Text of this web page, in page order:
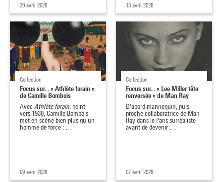
20 avril 2026 13 avril 2026
Collection
Focus sur... « Athlète forain »
de Camille Bombois
AvecAthlète forain, peint
vers 1930, Camille Bombois
met en scène bien plus qu’un
homme de force : …
09 avril 2026
Collection
Focus sur... « Lee Miller tête
renversée » de Man Ray
D'abord mannequin, puis
proche collaboratrice de Man
Ray dans le Paris surréaliste
avant de devenir …
07 avril 2026